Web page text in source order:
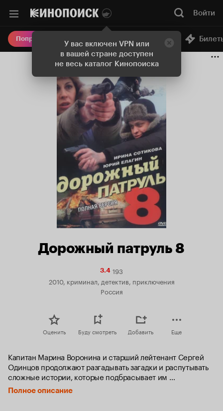
У вас включен VPN или
в вашей стране доступен
не весь каталог Кинопоиска
Войти
Попробовать Плюс Онлайн-кинотеатр
Дорожный патруль 8
3.4Рейтинг
3.4
193
2010, криминал, детектив, приключения
Россия
Оценить Буду смотреть Добавить Еще
Капитан Марина Воронина и старший лейтенант Сергей
Одинцов продолжают разгадывать загадки и распутывать
сложные истории, которые подбрасывает им
автомобильная жизнь Санкт-Петербурга.
Полное описание